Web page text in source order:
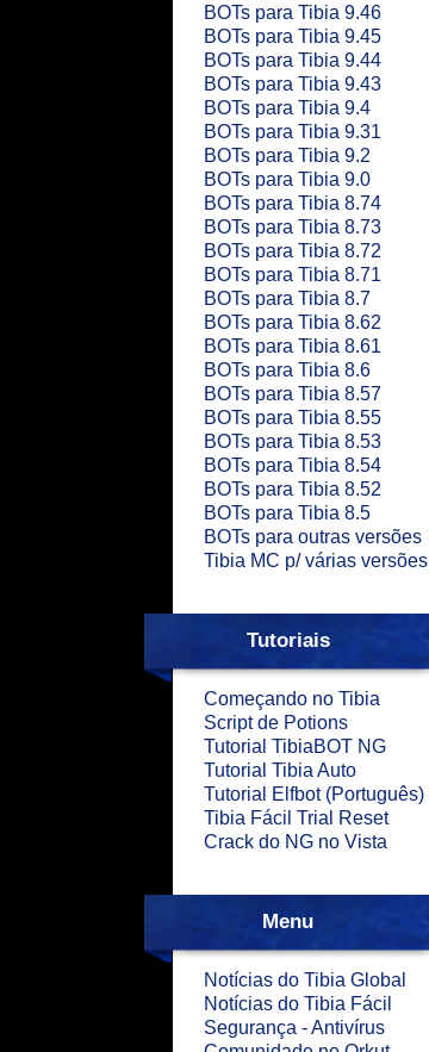
BOTs para Tibia 9.46
BOTs para Tibia 9.45
BOTs para Tibia 9.44
BOTs para Tibia 9.43
BOTs para Tibia 9.4
BOTs para Tibia 9.31
BOTs para Tibia 9.2
BOTs para Tibia 9.0
BOTs para Tibia 8.74
BOTs para Tibia 8.73
BOTs para Tibia 8.72
BOTs para Tibia 8.71
BOTs para Tibia 8.7
BOTs para Tibia 8.62
BOTs para Tibia 8.61
BOTs para Tibia 8.6
BOTs para Tibia 8.57
BOTs para Tibia 8.55
BOTs para Tibia 8.53
BOTs para Tibia 8.54
BOTs para Tibia 8.52
BOTs para Tibia 8.5
BOTs para outras versões
Tibia MC p/ várias versões
Tutoriais
Começando no Tibia
Script de Potions
Tutorial TibiaBOT NG
Tutorial Tibia Auto
Tutorial Elfbot (Português)
Tibia Fácil Trial Reset
Crack do NG no Vista
Menu
Notícias do Tibia Global
Notícias do Tibia Fácil
Segurança - Antivírus